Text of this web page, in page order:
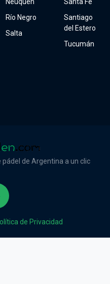
Río Negro
Salta
Santiago
del Estero
Tucumán
de Argentina a un clic
de Privacidad